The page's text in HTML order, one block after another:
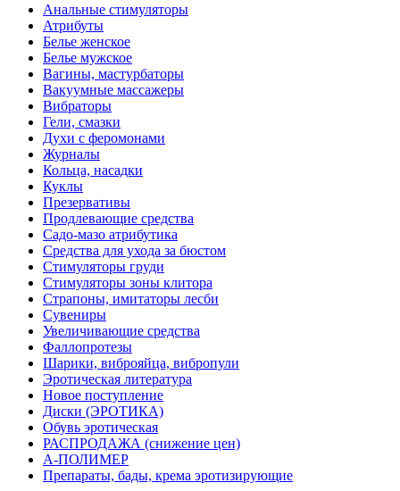
Анальные стимуляторы
Атрибуты
Белье женское
Белье мужское
Вагины, мастурбаторы
Вакуумные массажеры
Вибраторы
Гели, смазки
Духи с феромонами
Журналы
Кольца, насадки
Куклы
Презервативы
Продлевающие средства
Садо-мазо атрибутика
Средства для ухода за бюстом
Стимуляторы груди
Стимуляторы зоны клитора
Страпоны, имитаторы лесби
Сувениры
Увеличивающие средства
Фаллопротезы
Шарики, виброяйца, вибропули
Эротическая литература
Новое поступление
Диски (ЭРОТИКА)
Обувь эротическая
РАСПРОДАЖА (снижение цен)
А-ПОЛИМЕР
Препараты, бады, крема эротизирующие